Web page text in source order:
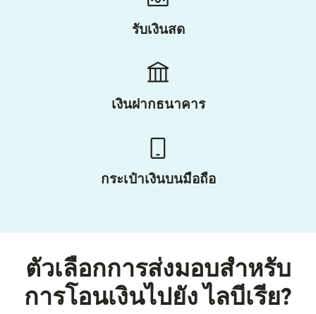
รับเงินสด
เงินฝากธนาคาร
กระเป๋าเงินบนมือถือ
ตัวเลือกการส่งมอบสำหรับ
การโอนเงินไปยัง ไลบีเรีย?